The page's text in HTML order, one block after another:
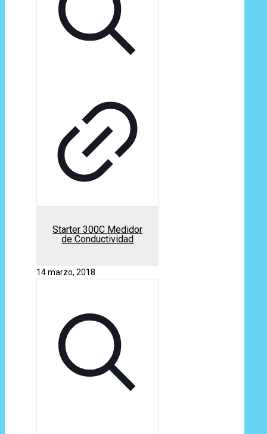
Starter 300C Medidor
de Conductividad
14 marzo, 2018